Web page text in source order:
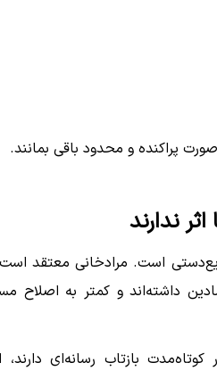
پراکنده و محدود باقی بمانند.
ندارند
است. مرادخانی معتقد
داشته‌اند و کمتر به اصلاح
بازتاب رسانه‌ای دارند،